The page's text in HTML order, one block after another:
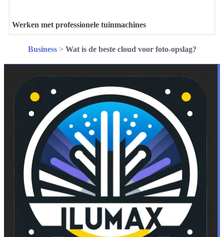
Werken met professionele tuinmachines
Business> Wat is de beste cloud voor foto-opslag?